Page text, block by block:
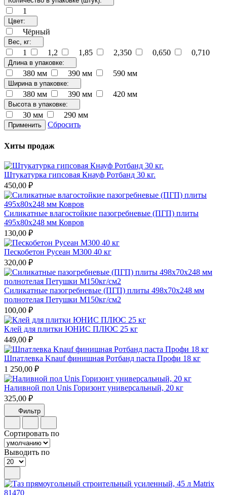
1
Цвет:
Чёрный
Вес, кг:
1 1,2 1,85 2,350 0,650 0,710
Длина в упаковке:
380 мм 390 мм 590 мм
Ширина в упаковке:
380 мм 390 мм 420 мм
Высота в упаковке:
30 мм 290 мм
Применить Сбросить
Хиты продаж
Штукатурка гипсовая Кнауф Ротбанд 30 кг.
450,00 ₽
Силикатные влагостойкие пазогребневые (ПГП) плиты
495х80х248 мм Ковров
130,00 ₽
Пескобетон Русеан М300 40 кг
320,00 ₽
Силикатные пазогребневые (ПГП) плиты 498х70х248 мм
полнотелая Петушки М150кг/см2
100,00 ₽
Клей для плитки ЮНИС ПЛЮС 25 кг
449,00 ₽
Шпатлевка Knauf финишная Ротбанд паста Профи 18 кг
1 250,00 ₽
Наливной пол Unis Горизонт универсальный, 20 кг
325,00 ₽
Фильтр
Сортировать по
Выводить по